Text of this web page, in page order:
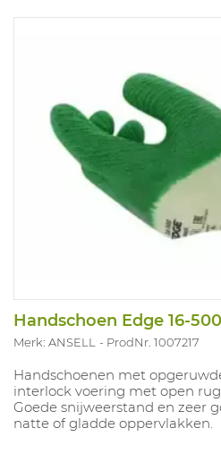
Handschoen Edge 16-
Merk: ANSELL ProdNr. 1007217
Handschoenen met
interlock voering met open
Goede snijweerstand en zeer
natte of gladde oppervlakken.